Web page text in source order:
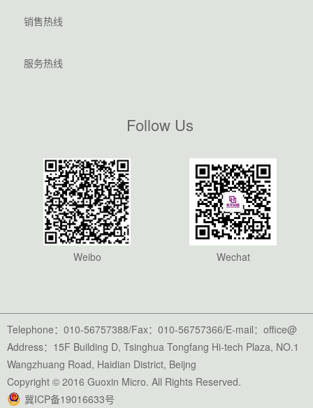
销售热线
服务热线
Follow Us
Weibo Wechat
Telephone：010-56757388/Fax：010-56757366/E-mail：office@
Address：15F Building D, Tsinghua Tongfang Hi-tech Plaza, NO.1
Wangzhuang Road, Haidian District, Beijng
Copyright © 2016 Guoxin Micro. All Rights Reserved.
冀ICP备19016633号